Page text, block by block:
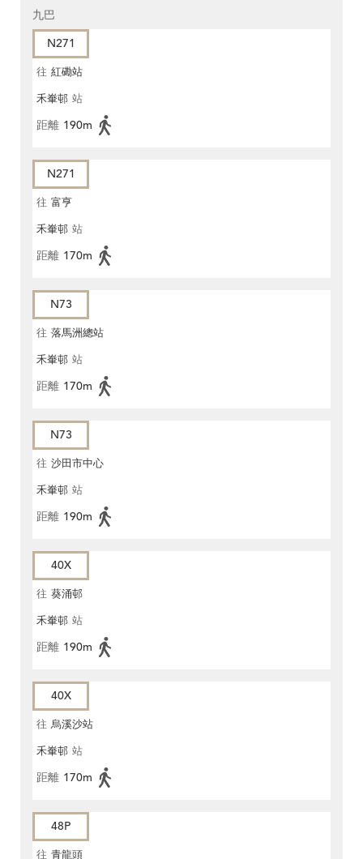
九巴
N271
往 紅磡站
禾輋邨 站
距離 190m
N271
往 富亨
禾輋邨 站
距離 170m
N73
往 落馬洲總站
禾輋邨 站
距離 170m
N73
往 沙田市中心
禾輋邨 站
距離 190m
40X
往 葵涌邨
禾輋邨 站
距離 190m
40X
往 烏溪沙站
禾輋邨 站
距離 170m
48P
往 青龍頭